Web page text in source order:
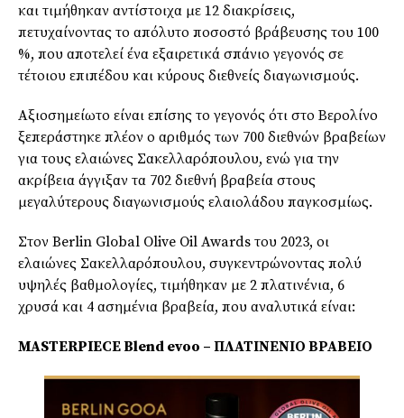
και τιμήθηκαν αντίστοιχα με 12 διακρίσεις,
πετυχαίνοντας το απόλυτο ποσοστό βράβευσης του 100
%, που αποτελεί ένα εξαιρετικά σπάνιο γεγονός σε
τέτοιου επιπέδου και κύρους διεθνείς διαγωνισμούς.
Αξιοσημείωτο είναι επίσης το γεγονός ότι στο Βερολίνο
ξεπεράστηκε πλέον ο αριθμός των 700 διεθνών βραβείων
για τους ελαιώνες Σακελλαρόπουλου, ενώ για την
ακρίβεια άγγιξαν τα 702 διεθνή βραβεία στους
μεγαλύτερους διαγωνισμούς ελαιολάδου παγκοσμίως.
Στον Berlin Global Olive Oil Awards του 2023, οι
ελαιώνες Σακελλαρόπουλου, συγκεντρώνοντας πολύ
υψηλές βαθμολογίες, τιμήθηκαν με 2 πλατινένια, 6
χρυσά και 4 ασημένια βραβεία, που αναλυτικά είναι:
MASTERPIECE Blend evoo – ΠΛΑΤΙΝΕΝΙΟ ΒΡΑΒΕΙΟ